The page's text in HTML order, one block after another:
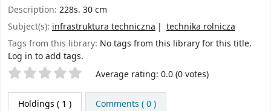
Description: 228s. 30 cm
Subject(s): infrastruktura techniczna
technika rolnicza
Tags from this library: No tags from this library for this title.
Log in to add tags.
Star ratings Average rating: 0.0 (0 votes)
Holdings ( 1 ) Comments ( 0 )